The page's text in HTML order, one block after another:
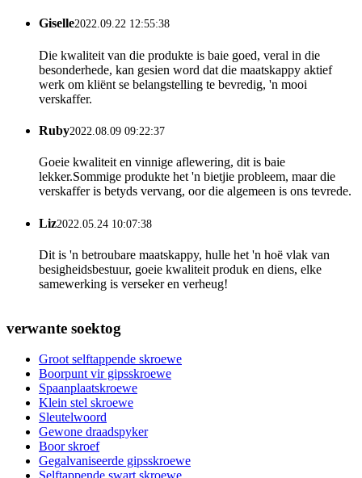
Giselle2022.09.22 12:55:38
Die kwaliteit van die produkte is baie goed, veral in die
besonderhede, kan gesien word dat die maatskappy aktief
werk om kliënt se belangstelling te bevredig, 'n mooi
verskaffer.
Ruby2022.08.09 09:22:37
Goeie kwaliteit en vinnige aflewering, dit is baie
lekker.Sommige produkte het 'n bietjie probleem, maar die
verskaffer is betyds vervang, oor die algemeen is ons tevrede.
Liz2022.05.24 10:07:38
Dit is 'n betroubare maatskappy, hulle het 'n hoë vlak van
besigheidsbestuur, goeie kwaliteit produk en diens, elke
samewerking is verseker en verheug!
verwante soektog
Groot selftappende skroewe
Boorpunt vir gipsskroewe
Spaanplaatskroewe
Klein stel skroewe
Sleutelwoord
Gewone draadspyker
Boor skroef
Gegalvaniseerde gipsskroewe